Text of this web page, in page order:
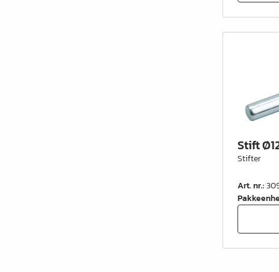
Stift
Stifter
Art. nr.: